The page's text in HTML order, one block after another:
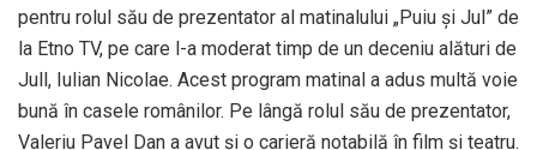
pentru rolul său de prezentator al matinalului „Puiu şi Jul” de
la Etno TV, pe care l-a moderat timp de un deceniu alături de
Jull, Iulian Nicolae. Acest program matinal a adus multă voie
bună în casele românilor. Pe lângă rolul său de prezentator,
Valeriu Pavel Dan a avut și o carieră notabilă în film și teatru.